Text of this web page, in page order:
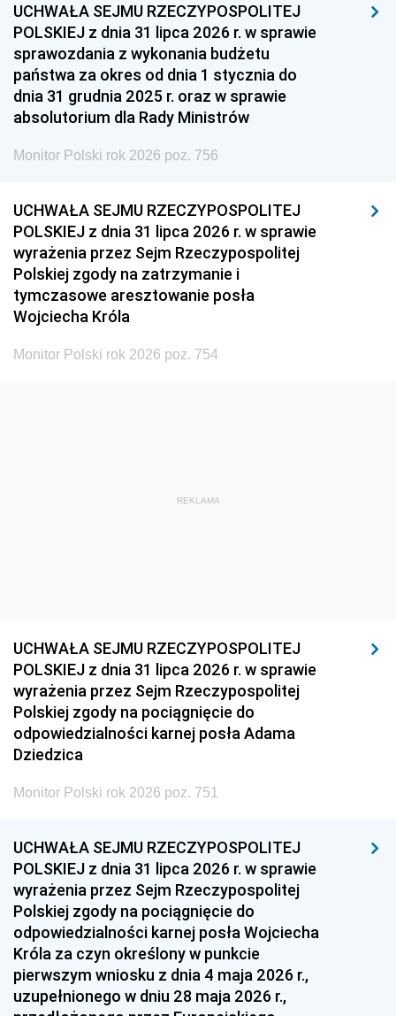
1939 1938 1937
1936 1930
UCHWAŁA SEJMU RZECZYPOSPOLITEJ
POLSKIEJ z dnia 31 lipca 2026 r. w sprawie
sprawozdania z wykonania budżetu
państwa za okres od dnia 1 stycznia do
dnia 31 grudnia 2025 r. oraz w sprawie
absolutorium dla Rady Ministrów
Monitor Polski rok 2026 poz. 756
UCHWAŁA SEJMU RZECZYPOSPOLITEJ
POLSKIEJ z dnia 31 lipca 2026 r. w sprawie
wyrażenia przez Sejm Rzeczypospolitej
Polskiej zgody na zatrzymanie i
tymczasowe aresztowanie posła
Wojciecha Króla
Monitor Polski rok 2026 poz. 754
REKLAMA
UCHWAŁA SEJMU RZECZYPOSPOLITEJ
POLSKIEJ z dnia 31 lipca 2026 r. w sprawie
wyrażenia przez Sejm Rzeczypospolitej
Polskiej zgody na pociągnięcie do
odpowiedzialności karnej posła Adama
Dziedzica
Monitor Polski rok 2026 poz. 751
UCHWAŁA SEJMU RZECZYPOSPOLITEJ
POLSKIEJ z dnia 31 lipca 2026 r. w sprawie
wyrażenia przez Sejm Rzeczypospolitej
Polskiej zgody na pociągnięcie do
odpowiedzialności karnej posła Wojciecha
Króla za czyn określony w punkcie
pierwszym wniosku z dnia 4 maja 2026 r.,
uzupełnionego w dniu 28 maja 2026 r.,